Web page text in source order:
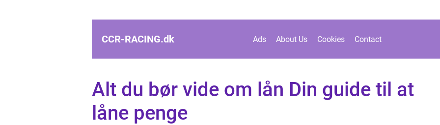
CCR-RACING.dk Ads About Us Cookies Contact
Alt du bør vide om lån Din guide til at
låne penge